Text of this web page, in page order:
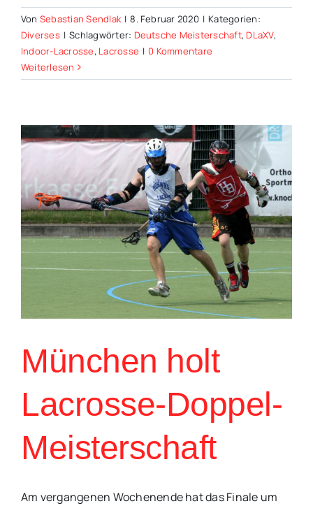
Von Sebastian Sendlak | 8. Februar 2020 | Kategorien:
Diverses | Schlagwörter: Deutsche Meisterschaft, DLaXV,
Indoor-Lacrosse, Lacrosse | 0 Kommentare
Weiterlesen
München holt
Lacrosse-Doppel-
Meisterschaft
Am vergangenen Wochenende hat das Finale um